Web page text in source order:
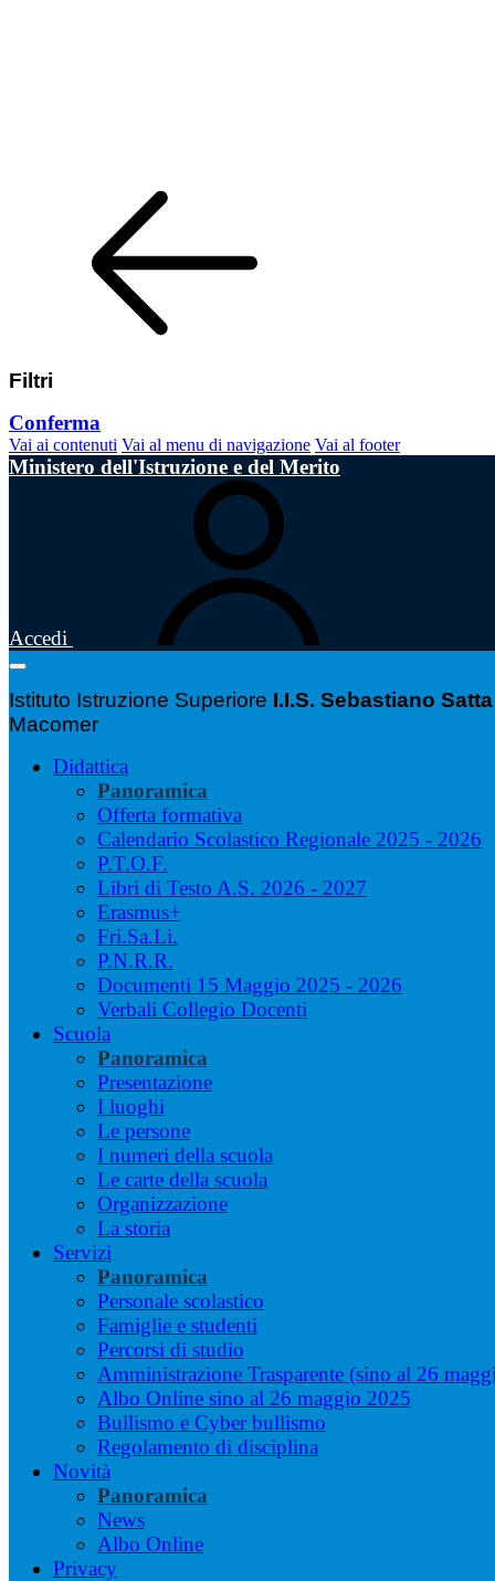
Filtri
Conferma
Vai ai contenuti Vai al menu di navigazione Vai al footer
Ministero dell'Istruzione e del Merito
Accedi
Istituto Istruzione Superiore I.I.S. Sebastiano Satta
Macomer
Didattica
Panoramica
Offerta formativa
Calendario Scolastico Regionale 2025 - 2026
P.T.O.F.
Libri di Testo A.S. 2026 - 2027
Erasmus+
Fri.Sa.Li.
P.N.R.R.
Documenti 15 Maggio 2025 - 2026
Verbali Collegio Docenti
Scuola
Panoramica
Presentazione
I luoghi
Le persone
I numeri della scuola
Le carte della scuola
Organizzazione
La storia
Servizi
Panoramica
Personale scolastico
Famiglie e studenti
Percorsi di studio
Amministrazione Trasparente (sino al 26
Albo Online sino al 26 maggio 2025
Bullismo e Cyber bullismo
Regolamento di disciplina
Novità
Panoramica
News
Albo Online
Privacy